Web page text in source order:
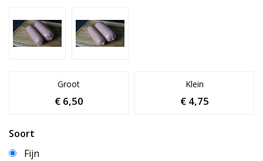
Groot
€ 6,50
Klein
€ 4,75
Soort
Fijn